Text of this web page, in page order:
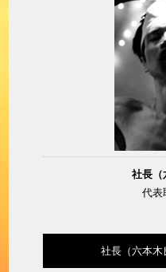
社長（
代表
社長（六本木